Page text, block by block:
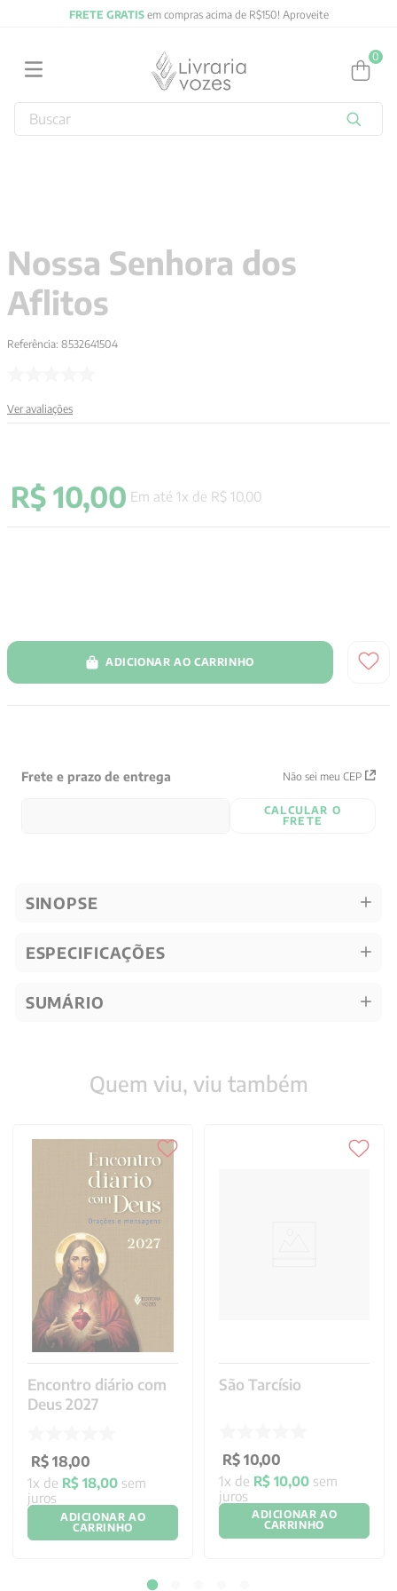
FRETE GRATISem compras acima de R$150! Aproveite
0
Buscar
Nossa Senhora dos
Aflitos
Referência: 8532641504
Ver avaliações
R$ 10,00 Em até 1x de R$ 10,00
ADICIONAR AO CARRINHO
Frete e prazo de entrega Não sei meu CEP
CALCULAR O
FRETE
SINOPSE
ESPECIFICAÇÕES
SUMÁRIO
Quem viu, viu também
Encontro diário com
Deus 2027
R$ 18,00
1x de R$ 18,00 sem
juros
ADICIONAR AO
CARRINHO
São Tarcísio
R$ 10,00
1x de R$ 10,00 sem
juros
ADICIONAR AO
CARRINHO
4º jung
5º byung chul han